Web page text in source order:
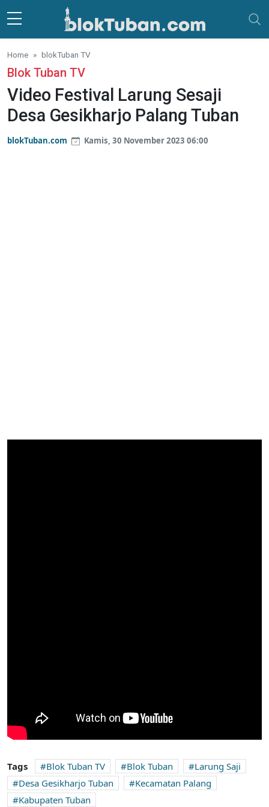
Skip to main content
Home blokTuban TV
Blok Tuban TV
Video Festival Larung Sesaji
Desa Gesikharjo Palang Tuban
blokTuban.com Kamis, 30 November 2023 06:00
Tags Blok Tuban TV Blok Tuban
Larung Saji
Desa Gesikharjo Tuban
Kecamatan Palang
Kabupaten Tuban